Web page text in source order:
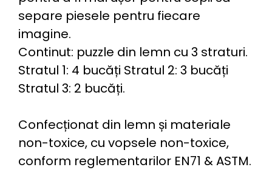
separe piesele pentru fiecare
imagine.
Continut: puzzle din lemn cu 3 straturi.
Stratul 1: 4 bucăți Stratul 2: 3 bucăți
Stratul 3: 2 bucăți.
Confecționat din lemn și materiale
non-toxice, cu vopsele non-toxice,
conform reglementarilor EN71 & ASTM.